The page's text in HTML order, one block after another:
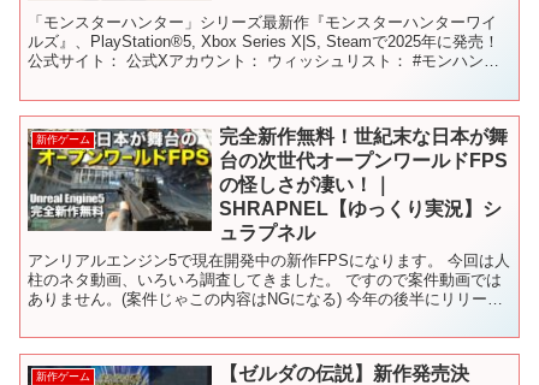
「モンスターハンター」シリーズ最新作『モンスターハンターワイ
ルズ』、PlayStation®5, Xbox Series X|S, Steamで2025年に発売！
公式サイト： 公式Xアカウント： ウィッシュリスト： #モンハンワ
新作ゲーム
完全新作無料！世紀末な日本が舞
台の次世代オープンワールドFPS
の怪しさが凄い！｜
SHRAPNEL【ゆっくり実況】シ
ュラプネル
アンリアルエンジン5で現在開発中の新作FPSになります。 今回は人
柱のネタ動画、いろいろ調査してきました。 ですので案件動画では
ありません。(案件じゃこの内容はNGになる) 今年の後半にリリース
新作ゲーム
【ゼルダの伝説】新作発売決